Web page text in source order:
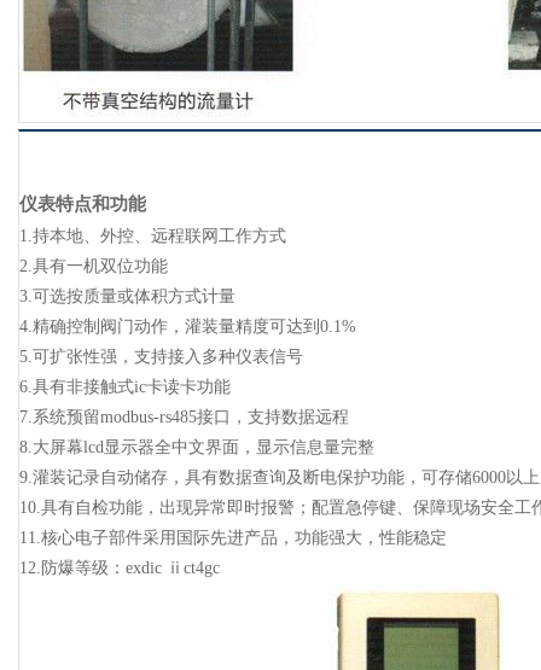
仪表特点和功能
1.持本地、外控、远程联网工作方式
2.具有一机双位功能
3.可选按质量或体积方式计量
4.精确控制阀门动作，灌装量精度可达到0.1%
5.可扩张性强，支持接入多种仪表信号
6.具有非接触式ic卡读卡功能
7.系统预留modbus-rs485接口，支持数据远程
8.大屏幕lcd显示器全中文界面，显示信息量完整
9.灌装记录自动储存，具有数据查询及断电保护功能，可存储6000以
10.具有自检功能，出现异常即时报警；配置急停键、保障现场安全工
11.核心电子部件采用国际先进产品，功能强大，性能稳定
12.防爆等级：exdic ⅱct4gc